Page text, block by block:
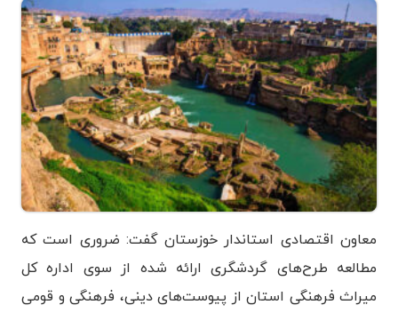
معاون اقتصادی استاندار خوزستان گفت: ضروری است که
مطالعه طرح‌های گردشگری ارائه شده از سوی اداره کل
میراث فرهنگی استان از پیوست‌های دینی، فرهنگی و قومی